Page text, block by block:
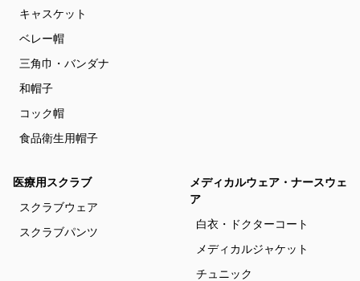
キャスケット
ベレー帽
三角巾・バンダナ
和帽子
コック帽
食品衛生用帽子
医療用スクラブ
スクラブウェア
スクラブパンツ
メディカルウェア・ナースウェ
ア
白衣・ドクターコート
メディカルジャケット
チュニック